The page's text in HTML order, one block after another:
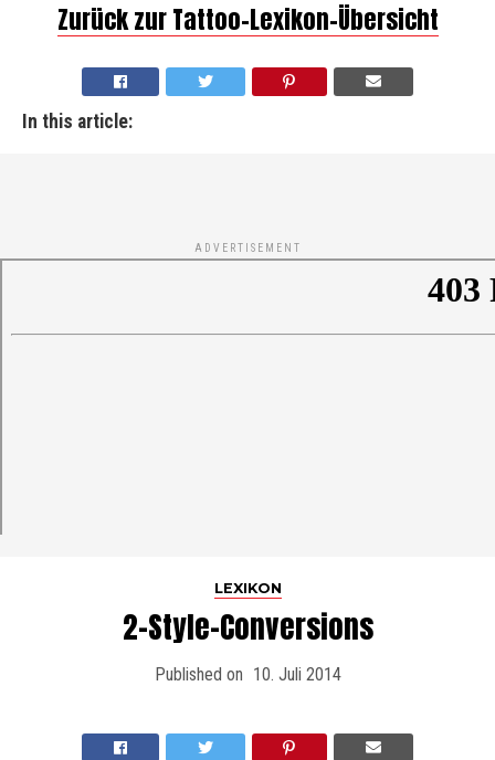
Zurück zur Tattoo-Lexikon-Übersicht
In this article:
ADVERTISEMENT
LEXIKON
2-Style-Conversions
Published on 10. Juli 2014